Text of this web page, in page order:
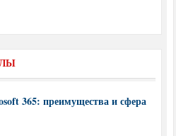
365: преимущества и сфера